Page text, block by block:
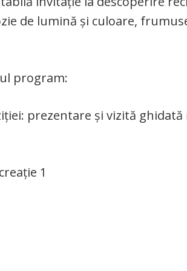
de lumină și culoare,
program:
prezentare și vizită
1